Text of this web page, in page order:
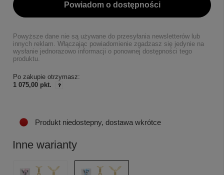
Powiadom o dostępności
Powyższe dane nie są używane do przesyłania newsletterów lub
innych reklam. Włączając powiadomienie zgadzasz się jedynie na
wysłanie jednorazowo informacji o ponownej dostępności tego
produktu.
Po zakupie otrzymasz:
1 075,00 pkt.
Produkt niedostepny, dostawa wkrótce
Inne warianty